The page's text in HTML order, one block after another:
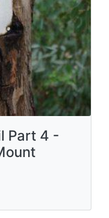
Part 4 -